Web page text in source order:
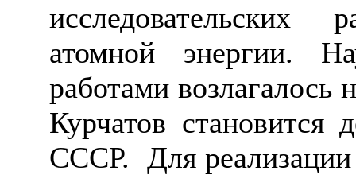
атомной энергии.
работами возлагалось
Курчатов
СССР. Для